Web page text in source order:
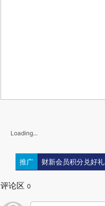
Loading...
推广 财新会员积分兑好礼
评论区 0